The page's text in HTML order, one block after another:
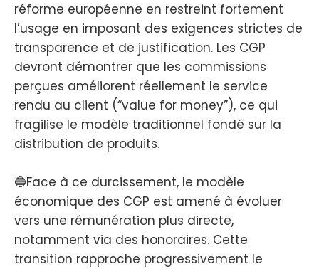
réforme européenne en restreint fortement
l’usage en imposant des exigences strictes de
transparence et de justification. Les CGP
devront démontrer que les commissions
perçues améliorent réellement le service
rendu au client (“value for money”), ce qui
fragilise le modèle traditionnel fondé sur la
distribution de produits.
🔵Face à ce durcissement, le modèle
économique des CGP est amené à évoluer
vers une rémunération plus directe,
notamment via des honoraires. Cette
transition rapproche progressivement le